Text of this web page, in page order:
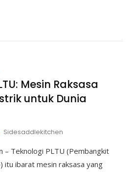
Mesin Raksasa
untuk Dunia
Sidesaddlekitchen
– Teknologi PLTU (Pembangkit
itu ibarat mesin raksasa yang